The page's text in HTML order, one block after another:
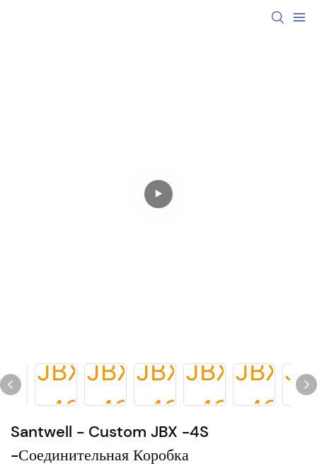
Santwell - Custom JBX -4S
-соединительная Коробка